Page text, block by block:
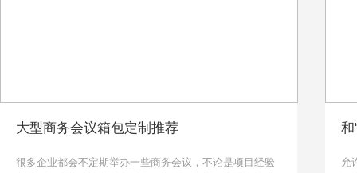
大型商务会议箱包定制推荐
很多企业都会不定期举办一些商务会议，不论是项目经验
和
允